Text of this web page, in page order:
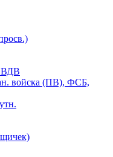
ВДВ
войска (ПВ), ФСБ,